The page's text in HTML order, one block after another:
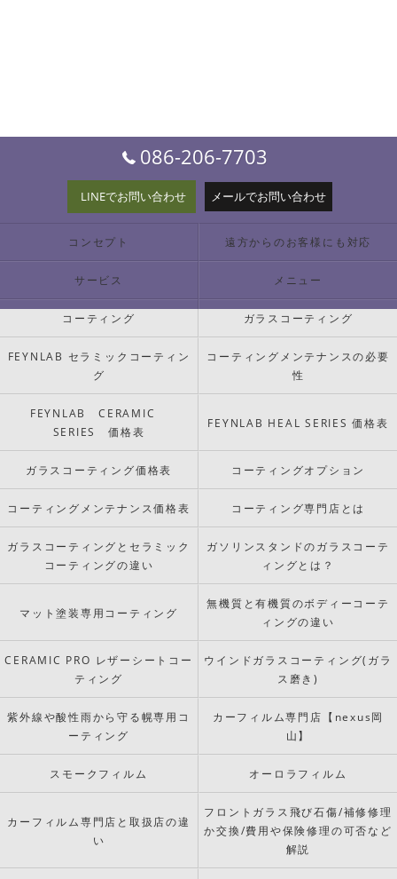
086-206-7703
LINEでお問い合わせ メールでお問い合わせ
コンセプト 遠方からのお客様にも対応
サービス メニュー
コーティング ガラスコーティング
FEYNLAB セラミックコーティン
グ
コーティングメンテナンスの必要
性
FEYNLAB CERAMIC
SERIES 価格表
FEYNLAB HEAL SERIES 価格表
ガラスコーティング価格表 コーティングオプション
コーティングメンテナンス価格表 コーティング専門店とは
ガラスコーティングとセラミック
コーティングの違い
ガソリンスタンドのガラスコーテ
ィングとは？
マット塗装専用コーティング
無機質と有機質のボディーコーテ
ィングの違い
CERAMIC PRO レザーシートコー
ティング
ウインドガラスコーティング(ガラ
ス磨き)
紫外線や酸性雨から守る幌専用コ
ーティング
カーフィルム専門店【nexus岡
山】
スモークフィルム オーロラフィルム
カーフィルム専門店と取扱店の違
い
フロントガラス飛び石傷/補修修理
か交換/費用や保険修理の可否など
解説